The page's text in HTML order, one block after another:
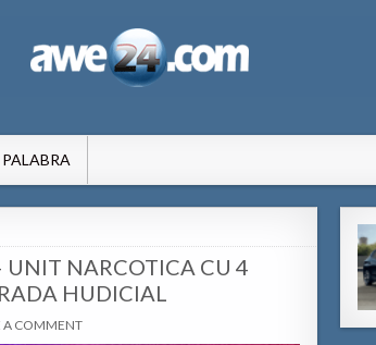
PALABRA
NARCOTICA CU 4
HUDICIAL
A COMMENT